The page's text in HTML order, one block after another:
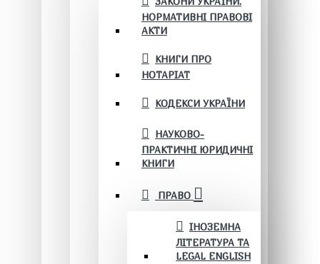
НОРМАТИВНІ ПРАВОВІ
АКТИ
КНИГИ ПРО
НОТАРІАТ
КОДЕКСИ УКРАЇНИ
НАУКОВО-
ПРАКТИЧНІ ЮРИДИЧНІ
КНИГИ
ПРАВО
ІНОЗЕМНА
ЛІТЕРАТУРА ТА
LEGAL ENGLISH